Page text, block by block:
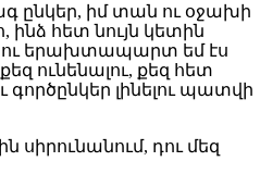
ընկեր, իմ տան ու օջախի
հետ նույն կետին
ու երախտապարտ եմ էս
ունենալու, քեզ հետ
գործընկեր լինելու պատվի
սիրունանում, դու մեզ